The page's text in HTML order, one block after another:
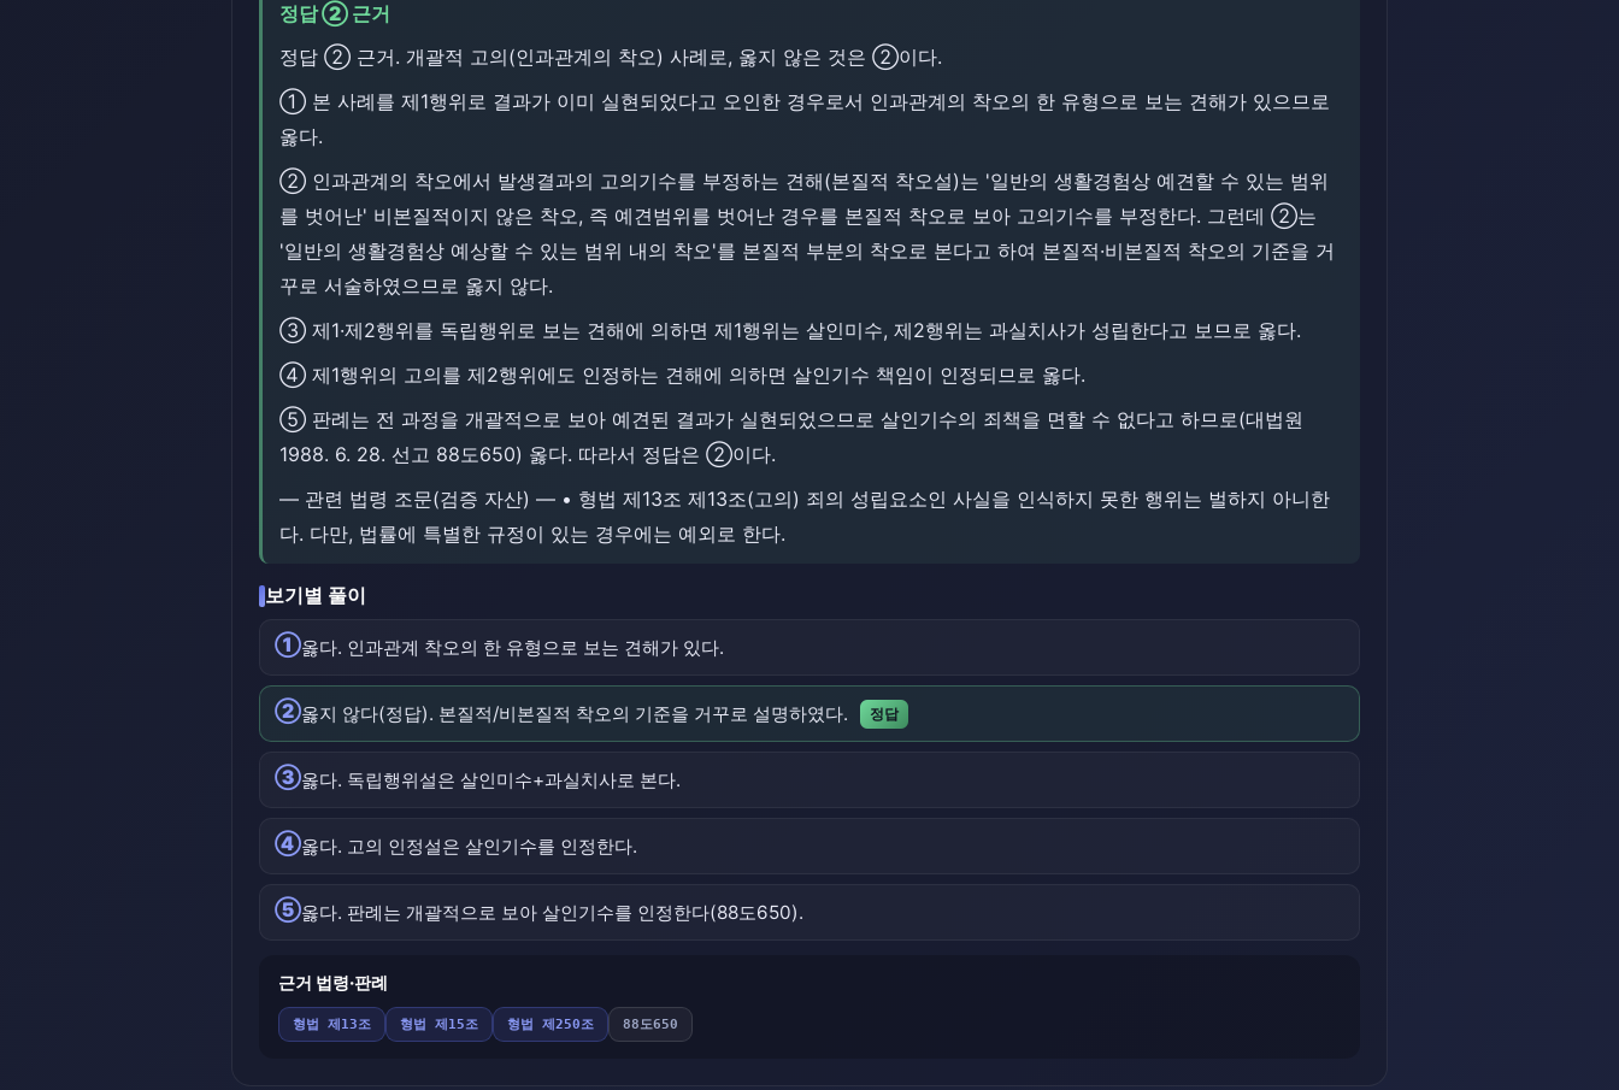
정답 ② 근거
정답 ② 근거. 개괄적 고의(인과관계의 착오) 사례로, 옳지 않은 것은 ②이다.
① 본 사례를 제1행위로 결과가 이미 실현되었다고 오인한 경우로서 인과관계의 착오의 한 유형으로 보는 견해가 있으므로
옳다.
② 인과관계의 착오에서 발생결과의 고의기수를 부정하는 견해(본질적 착오설)는 '일반의 생활경험상 예견할 수 있는 범위
를 벗어난' 비본질적이지 않은 착오, 즉 예견범위를 벗어난 경우를 본질적 착오로 보아 고의기수를 부정한다. 그런데 ②는
'일반의 생활경험상 예상할 수 있는 범위 내의 착오'를 본질적 부분의 착오로 본다고 하여 본질적·비본질적 착오의 기준을 거
꾸로 서술하였으므로 옳지 않다.
③ 제1·제2행위를 독립행위로 보는 견해에 의하면 제1행위는 살인미수, 제2행위는 과실치사가 성립한다고 보므로 옳다.
④ 제1행위의 고의를 제2행위에도 인정하는 견해에 의하면 살인기수 책임이 인정되므로 옳다.
⑤ 판례는 전 과정을 개괄적으로 보아 예견된 결과가 실현되었으므로 살인기수의 죄책을 면할 수 없다고 하므로(대법원
1988. 6. 28. 선고 88도650) 옳다. 따라서 정답은 ②이다.
― 관련 법령 조문(검증 자산) ― • 형법 제13조 제13조(고의) 죄의 성립요소인 사실을 인식하지 못한 행위는 벌하지 아니한
다. 다만, 법률에 특별한 규정이 있는 경우에는 예외로 한다.
보기별 풀이
①옳다. 인과관계 착오의 한 유형으로 보는 견해가 있다.
②옳지 않다(정답). 본질적/비본질적 착오의 기준을 거꾸로 설명하였다. 정답
③옳다. 독립행위설은 살인미수+과실치사로 본다.
④옳다. 고의 인정설은 살인기수를 인정한다.
⑤옳다. 판례는 개괄적으로 보아 살인기수를 인정한다(88도650).
근거 법령·판례
형법 제13조 형법 제15조 형법 제250조 88도650